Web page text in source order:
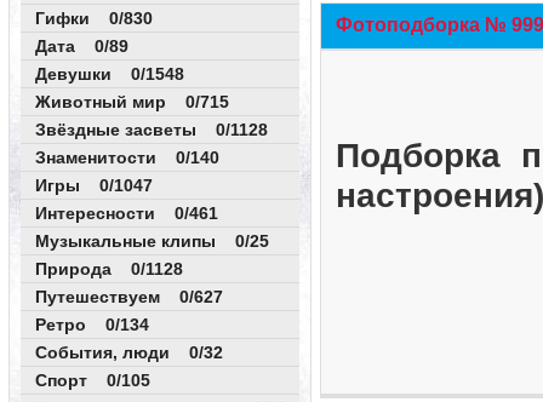
Гифки 0/830
Дата 0/89
Девушки 0/1548
Животный мир 0/715
Звёздные засветы 0/1128
Знаменитости 0/140
Игры 0/1047
Интересности 0/461
Музыкальные клипы 0/25
Природа 0/1128
Путешествуем 0/627
Ретро 0/134
События, люди 0/32
Спорт 0/105
Фотоподборка №
Подборка